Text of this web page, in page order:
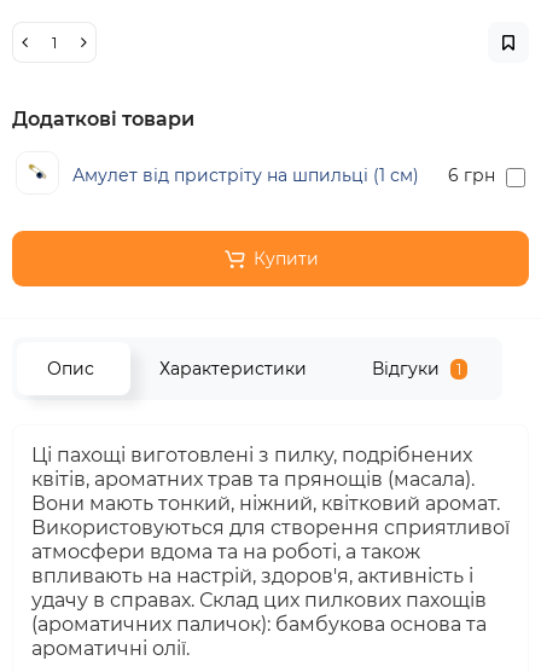
Додаткові товари
Амулет від пристріту на шпильці (1 см) 6 грн
Купити
Опис Характеристики Відгуки 1
Ці пахощі виготовлені з пилку, подрібнених
квітів, ароматних трав та прянощів (масала).
Вони мають тонкий, ніжний, квітковий аромат.
Використовуються для створення сприятливої
атмосфери вдома та на роботі, а також
впливають на настрій, здоров'я, активність і
удачу в справах. Склад цих пилкових пахощів
(ароматичних паличок): бамбукова основа та
ароматичні олії.